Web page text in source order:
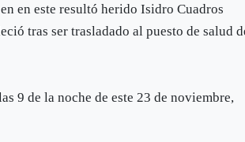
en este resultó herido Isidro Cuadros
tras ser trasladado al puesto de salud
9 de la noche de este 23 de noviembre,